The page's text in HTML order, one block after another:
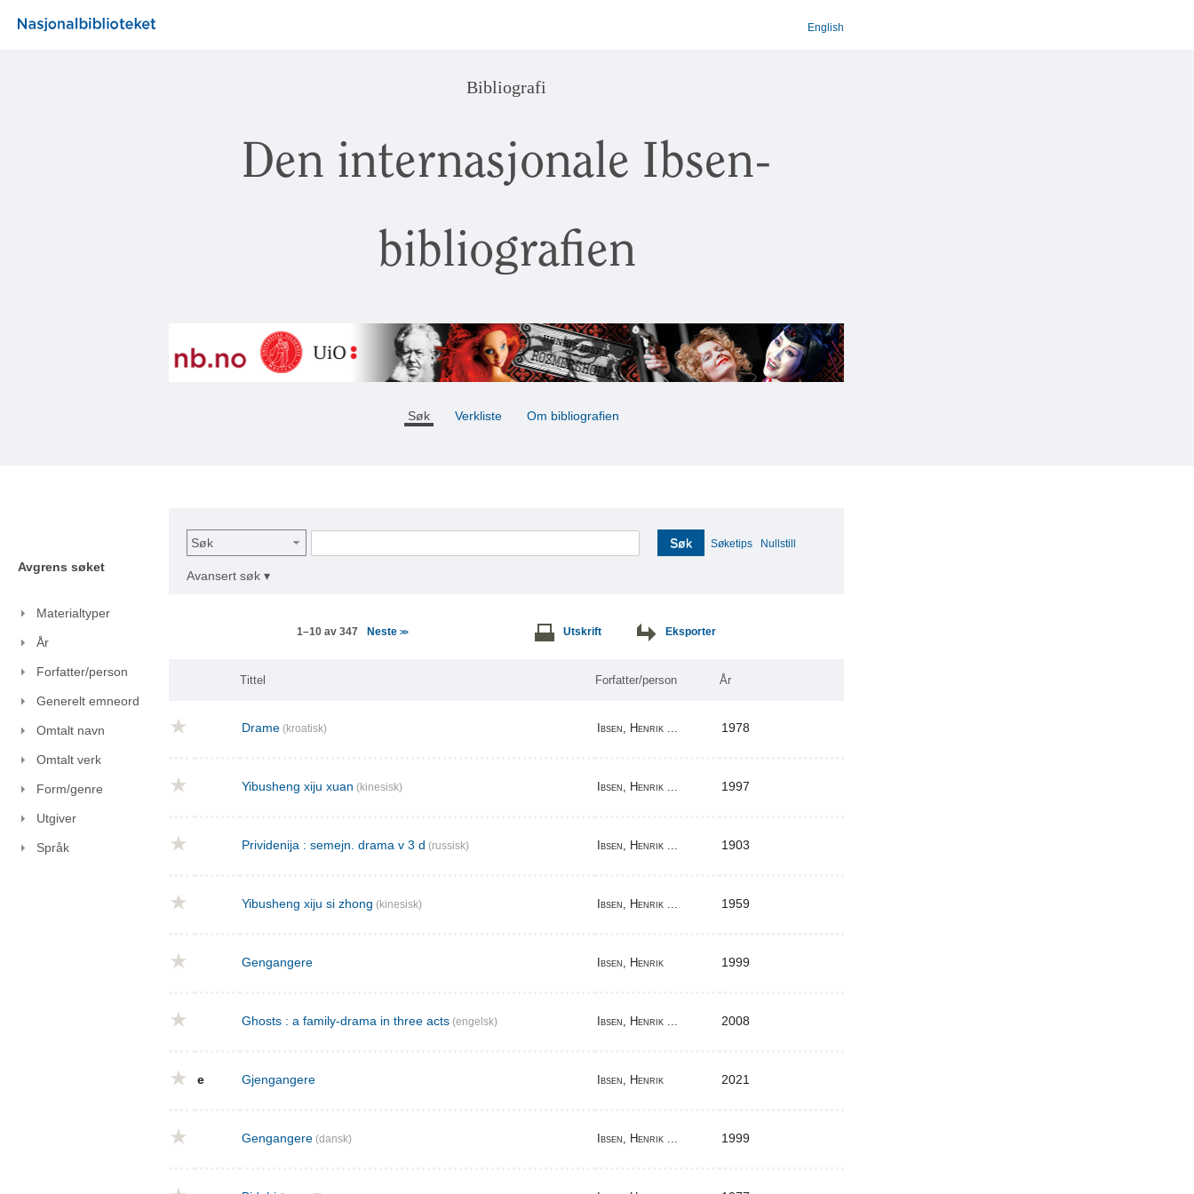
English
Bibliografi
Den internasjonale Ibsen-
bibliografien
Søk Verkliste Om bibliografien
Avgrens søket
Materialtyper
År
Forfatter/person
Generelt emneord
Omtalt navn
Omtalt verk
Form/genre
Utgiver
Språk
Søk Søk Søketips Nullstill
Avansert søk ▾
1–10 av 347 Neste >> Utskrift Eksporter
Tittel Forfatter/person År
Drame (kroatisk) Ibsen, Henrik ... 1978
Yibusheng xiju xuan (kinesisk) Ibsen, Henrik ... 1997
Prividenija : semejn. drama v 3 d (russisk) Ibsen, Henrik ... 1903
Yibusheng xiju si zhong (kinesisk) Ibsen, Henrik ... 1959
Gengangere Ibsen, Henrik 1999
Ghosts : a family-drama in three acts (engelsk) Ibsen, Henrik ... 2008
e Gjengangere Ibsen, Henrik 2021
Gengangere (dansk) Ibsen, Henrik ... 1999